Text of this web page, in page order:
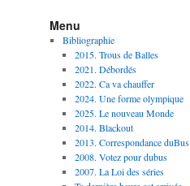
Menu
Bibliographie
2015. Trous de Balles
2021. Débordés
2022. Ca va chauffer
2024. Une forme olympique
2025. Le nouveau Monde
2014. Blackout
2013. Correspondance duBus
2008. Votez pour dubus
2007. La Loi des séries